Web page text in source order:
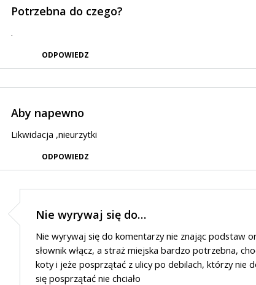
Potrzebna do czego?
.
ODPOWIEDZ
Aby napewno
Likwidacja ,nieurzytki
ODPOWIEDZ
Nie wyrywaj się do…
Nie wyrywaj się do komentarzy nie znając podstaw
słownik włącz, a straż miejska bardzo potrzebna,
koty i jeże posprzątać z ulicy po debilach, którzy nie
się posprzątać nie chciało